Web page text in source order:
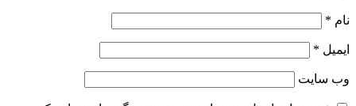
نام *
ایمیل *
وب‌ سایت